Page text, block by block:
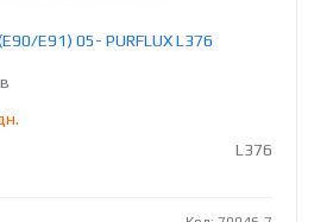
E91) 05- PURFLUX L376
L376